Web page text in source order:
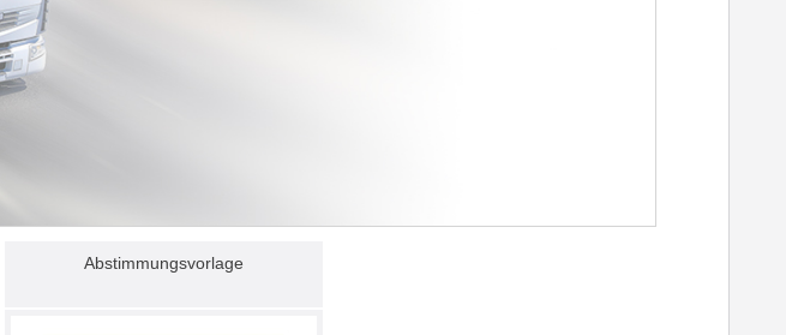
Abstimmungsvorlage